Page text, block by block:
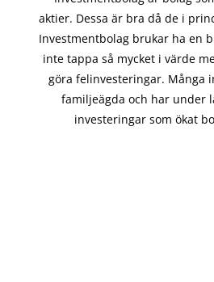
aktier. Dessa är bra då de i
Investmentbolag brukar ha en
inte tappa så mycket i värde
göra felinvesteringar. Många
familjeägda och har under
investeringar som ökat